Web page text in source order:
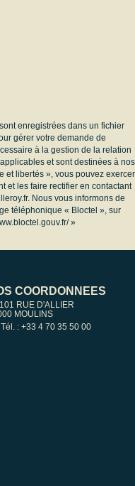
enregistrées dans un fichier
gérer votre demande de
à la gestion de la relation
et sont destinées à nos
et libertés », vous pouvez exercer
et les faire rectifier en contactant
Nous vous informons de
téléphonique « Bloctel », sur
»
COORDONNÉES
101 RUE D'ALLIER
MOULINS
Tél. : +33 4 70 35 50 00